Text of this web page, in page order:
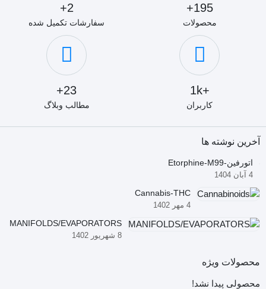
195+
محصولات
2+
سفارشات تکمیل شده
+1k
کاربران
23+
مطالب وبلاگ
آخرین نوشته ها
اتورفین-Etorphine-M99
4 آبان 1404
Cannabis-THC
4 مهر 1402
MANIFOLDS/EVAPORATORS
8 شهریور 1402
محصولات ویژه
محصولی پیدا نشد!